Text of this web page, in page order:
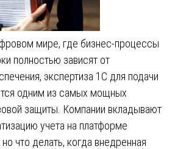
мире, где бизнес-процессы
полностью зависят от
экспертиза 1С для подачи
одним из самых мощных
защиты. Компании вкладывают
учета на платформе
что делать, когда внедренная